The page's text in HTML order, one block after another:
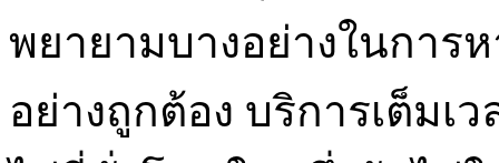
พยายามบางอย่างในการ
อย่างถูกต้อง บริการเต็มเ